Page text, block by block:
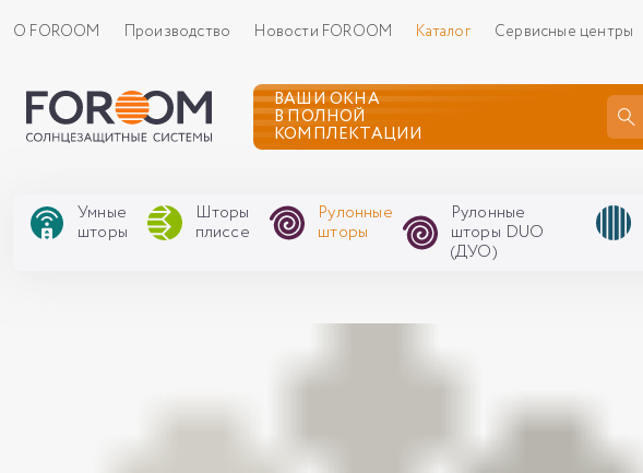
О FOROOM Производство Новости FOROOM Каталог Сервисные центры
ВАШИ ОКНА
В ПОЛНОЙ
КОМПЛЕКТАЦИИ
Умные
шторы
Шторы
плиссе
Рулонные
шторы
Рулонные
шторы DUO
(ДУО)